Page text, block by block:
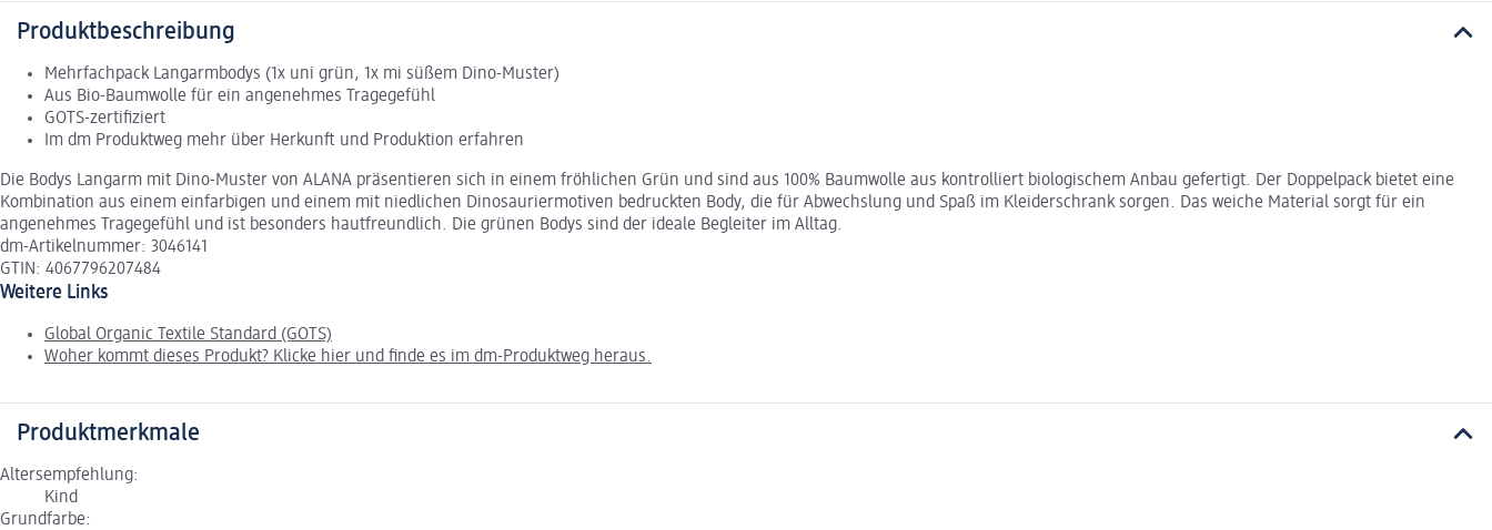
Produktbeschreibung
Mehrfachpack Langarmbodys (1x uni grün, 1x mi süßem Dino-Muster)
Aus Bio-Baumwolle für ein angenehmes Tragegefühl
GOTS-zertifiziert
Im dm Produktweg mehr über Herkunft und Produktion erfahren
Die Bodys Langarm mit Dino-Muster von ALANA präsentieren sich in einem fröhlichen Grün und sind aus 100% Baumwolle aus kontrolliert biologischem Anbau gefertigt. Der Doppelpack bietet eine
Kombination aus einem einfarbigen und einem mit niedlichen Dinosauriermotiven bedruckten Body, die für Abwechslung und Spaß im Kleiderschrank sorgen. Das weiche Material sorgt für ein
angenehmes Tragegefühl und ist besonders hautfreundlich. Die grünen Bodys sind der ideale Begleiter im Alltag.
dm-Artikelnummer: 3046141
GTIN: 4067796207484
Weitere Links
Global Organic Textile Standard (GOTS)
Woher kommt dieses Produkt? Klicke hier und finde es im dm-Produktweg heraus.
Produktmerkmale
Altersempfehlung:
Kind
Grundfarbe: